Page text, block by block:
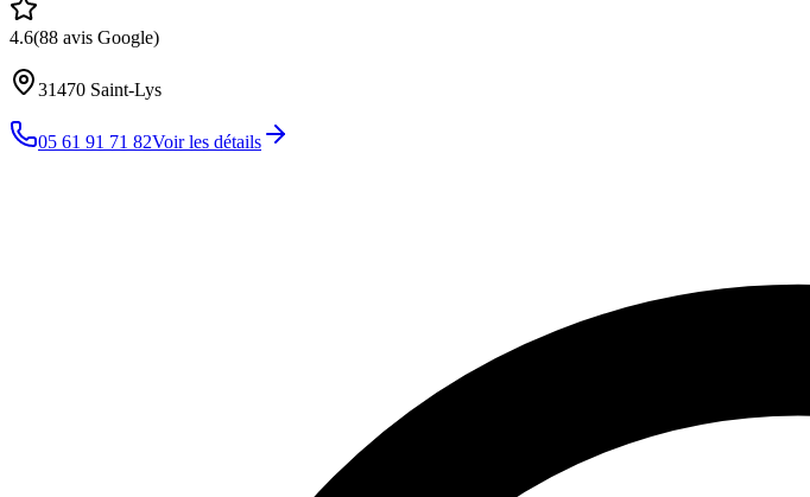
4.6(88 avis Google)
31470 Saint-Lys
05 61 91 71 82Voir les détails